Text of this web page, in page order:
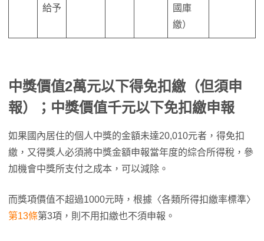
給予
國庫
繳）
中獎價值2萬元以下得免扣繳（但須申
報）；中獎價值千元以下免扣繳申報
如果國內居住的個人中獎的金額未達20,010元者，得免扣
繳，又得獎人必須將中獎金額申報當年度的綜合所得稅，參
加機會中獎所支付之成本，可以減除。
而獎項價值不超過1000元時，根據〈各類所得扣繳率標準〉
第13條第3項，則不用扣繳也不須申報。